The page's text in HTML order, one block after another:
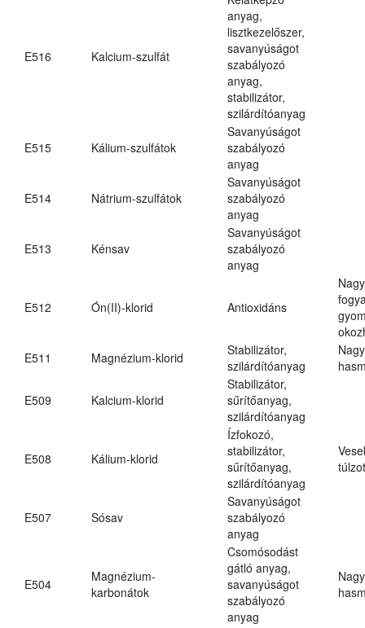
E516 Kalcium-szulfát
anyag,
lisztkezelőszer,
savanyúságot
szabályozó
anyag,
stabilizátor,
szilárdítóanyag
E515 Kálium-szulfátok
Savanyúságot
szabályozó
anyag
E514 Nátrium-szulfátok
Savanyúságot
szabályozó
anyag
E513 Kénsav
Savanyúságot
szabályozó
anyag
E512 Ón(II)-klorid Antioxidáns
E511
Magnézium-klorid
Stabilizátor,
szilárdítóanyag
E509 Kalcium-klorid
Stabilizátor,
sűrítőanyag,
szilárdítóanyag
E508 Kálium-klorid
Ízfokozó,
stabilizátor,
sűrítőanyag,
szilárdítóanyag
E507 Sósav
Savanyúságot
szabályozó
anyag
E504
Magnézium-
karbonátok
Csomósodást
gátló anyag,
savanyúságot
szabályozó
anyag